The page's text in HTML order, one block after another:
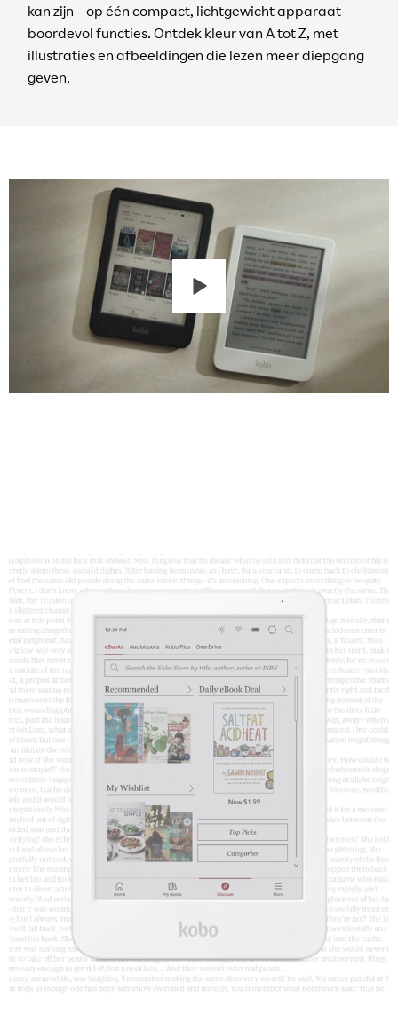
kan zijn – op één compact, lichtgewicht apparaat
boordevol functies. Ontdek kleur van A tot Z, met
illustraties en afbeeldingen die lezen meer diepgang
geven.